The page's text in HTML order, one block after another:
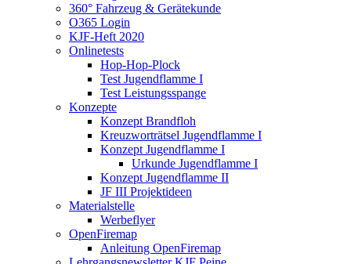
360° Fahrzeug & Gerätekunde
O365 Login
KJF-Heft 2020
Onlinetests
Hop-Hop-Plock
Test Jugendflamme I
Test Leistungsspange
Konzepte
Konzept Brandfloh
Kreuzworträtsel Jugendflamme I
Konzept Jugendflamme I
Urkunde Jugendflamme I
Konzept Jugendflamme II
JF III Projektideen
Materialstelle
Werbeflyer
OpenFiremap
Anleitung OpenFiremap